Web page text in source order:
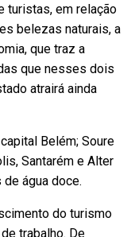
turistas, em relação
belezas naturais, a
que traz a
que nesses dois
atrairá ainda
Belém; Soure
Santarém e Alter
água doce.
do turismo
trabalho. De